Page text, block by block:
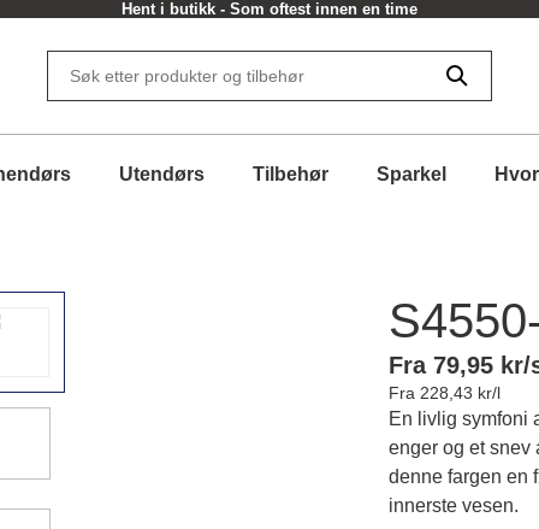
Hent i butikk - Som oftest innen en time
Utendørs Tilbehør Sparkel
Fra 79,95 kr/
Fra 228,43 kr/l
En livlig symfoni
enger og et snev
denne fargen en
innerste vesen.